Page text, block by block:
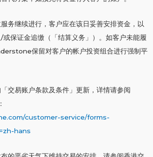
务继续进行，客户应在该日妥善安排资金，以
或保证金追缴（「结算义务」）。如客户未能履
保留对客户的帐户投资组合进行强制平
交易账户条款及条件」更新，详情请参阅
customer-service/forms-
hans